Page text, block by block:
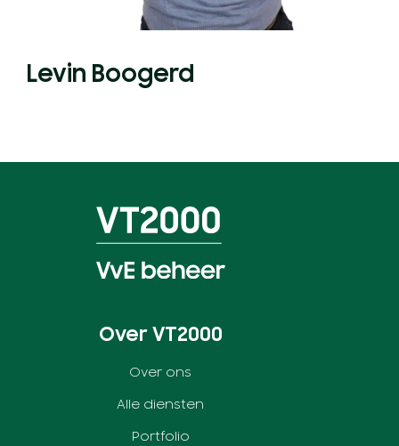
Levin Boogerd
Over VT2000
Over ons
Alle diensten
Portfolio